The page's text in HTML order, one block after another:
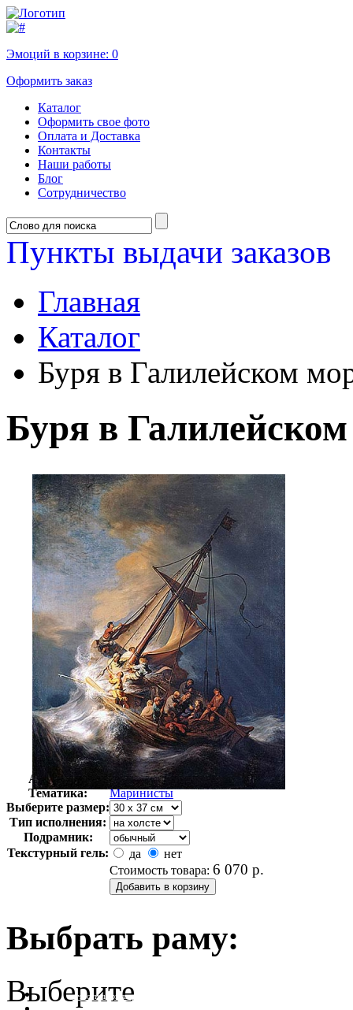
Эмоций в корзине: 0
Оформить заказ
Каталог
Оформить свое фото
Оплата и Доставка
Контакты
Наши работы
Блог
Сотрудничество
Пункты выдачи заказов
Главная
Каталог
Буря в Галилейском
Буря в
Автор:
Рембрандт
Арт-стиль
Возрождение
Тематика:
Маринисты
Выберите размер:
Тип исполнения:
Подрамник:
Текстурный гель:
да
нет
Стоимость товара: 6 070 р.
Выбрать раму:
очистить фильтр цвета
Выберите